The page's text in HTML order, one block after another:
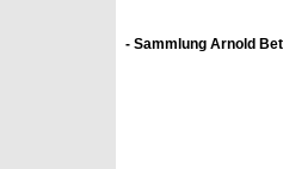
- Sammlung Arnold